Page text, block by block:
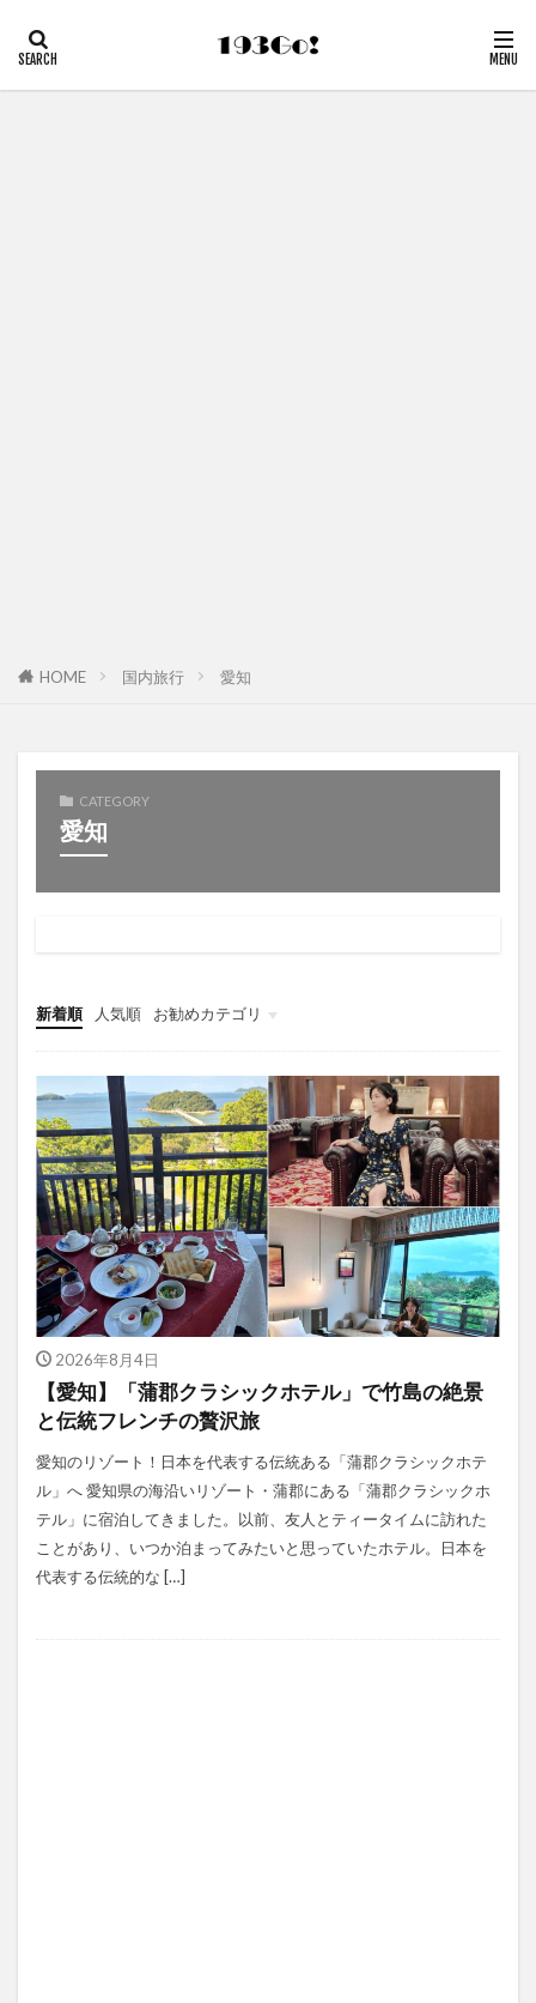
HOME 国内旅行 愛知
CATEGORY
愛知
新着順 人気順 お勧めカテゴリ
未分類
2026年8月4日
【愛知】「蒲郡クラシックホテル」で竹島の絶景
と伝統フレンチの贅沢旅
愛知のリゾート！日本を代表する伝統ある「蒲郡クラシックホテ
ル」へ 愛知県の海沿いリゾート・蒲郡にある「蒲郡クラシックホ
テル」に宿泊してきました。以前、友人とティータイムに訪れた
ことがあり、いつか泊まってみたいと思っていたホテル。日本を
代表する伝統的な […]